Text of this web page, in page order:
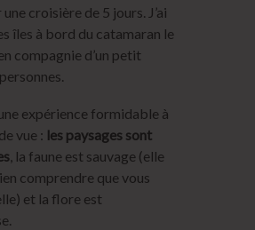
croisière de 5 jours. J’ai
îles à bord du catamaran le
compagnie d’un petit
expérience formidable à
vue : les paysages sont
, la faune est sauvage (elle
comprendre que vous
et la flore est